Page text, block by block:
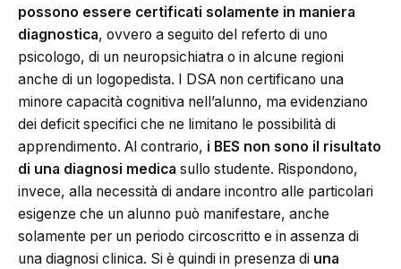
possono essere certificati solamente in maniera
diagnostica, ovvero a seguito del referto di uno
psicologo, di un neuropsichiatra o in alcune regioni
anche di un logopedista. I DSA non certificano una
minore capacità cognitiva nell’alunno, ma evidenziano
dei deficit specifici che ne limitano le possibilità di
apprendimento. Al contrario, i BES non sono il risultato
di una diagnosi medica sullo studente. Rispondono,
invece, alla necessità di andare incontro alle particolari
esigenze che un alunno può manifestare, anche
solamente per un periodo circoscritto e in assenza di
una diagnosi clinica. Si è quindi in presenza di una